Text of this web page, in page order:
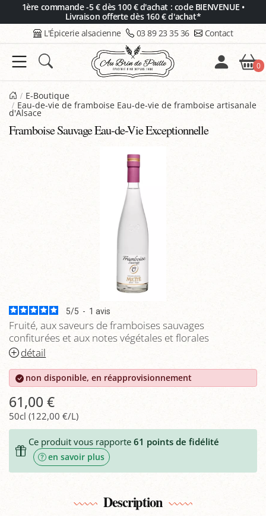
1ère commande -5 € dès 100 € d'achat : code BIENVENUE •
Livraison offerte dès 160 € d'achat*
L'Épicerie alsacienne 03 89 23 35 36 Contact
0
E-Boutique
Eau-de-vie de framboise Eau-de-vie de framboise artisanale
d'Alsace
Framboise Sauvage Eau-de-Vie Exceptionnelle
5/5 - 1 avis
Fruité, aux saveurs de framboises sauvages
confiturées et aux notes végétales et florales
détail
non disponible, en réapprovisionnement
61,00 €
50cl (122,00 €/L)
Ce produit vous rapporte61 points de fidélité
en savoir plus
Description
Panneau de gestion des cookies